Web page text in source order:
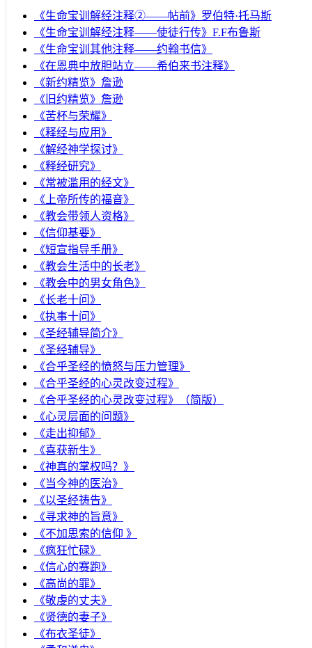
《生命宝训解经注释②——帖前》罗伯特·托马斯
《生命宝训解经注释——使徒行传》F.F布鲁斯
《生命宝训其他注释——约翰书信》
《在恩典中放胆站立——希伯来书注释》
《新约精览》詹逊
《旧约精览》詹逊
《苦杯与荣耀》
《释经与应用》
《解经神学探讨》
《释经研究》
《常被滥用的经文》
《上帝所传的福音》
《教会带领人资格》
《信仰基要》
《短宣指导手册》
《教会生活中的长老》
《教会中的男女角色》
《长老十问》
《执事十问》
《圣经辅导简介》
《圣经辅导》
​《合乎圣经的愤怒与压力管理》
《合乎圣经的心灵改变过程》
《合乎圣经的心灵改变过程》（简版）
《心灵层面的问题》
《走出抑郁》
《喜获新生》
《神真的掌权吗？》
《当今神的医治》
《以圣经祷告》
《寻求神的旨意》
《不加思索的信仰 》
《疯狂忙碌》
《信心的赛跑》
《高尚的罪》
《敬虔的丈夫》
《贤德的妻子》
《布衣圣徒》